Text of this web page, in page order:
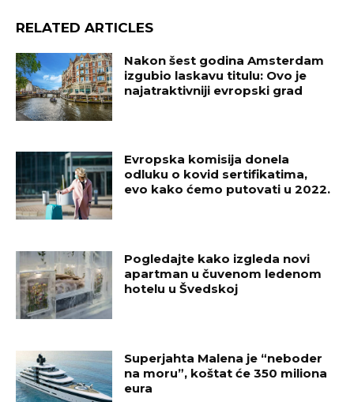
RELATED ARTICLES
Nakon šest godina Amsterdam
izgubio laskavu titulu: Ovo je
najatraktivniji evropski grad
Evropska komisija donela
odluku o kovid sertifikatima,
evo kako ćemo putovati u 2022.
Pogledajte kako izgleda novi
apartman u čuvenom ledenom
hotelu u Švedskoj
Superjahta Malena je “neboder
na moru”, koštat će 350 miliona
eura